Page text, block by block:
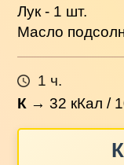
Лук - 1 шт.
Масло
1 ч.
К →32 кКал /